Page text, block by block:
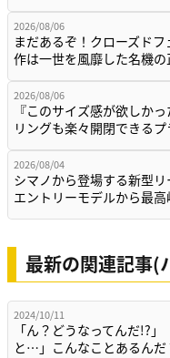
2026/08/06
まだあるぞ！クローズド
作は一世を風靡した名機
2026/08/06
『このサイズ感が欲しか
リングも楽々開閉できる
2026/08/04
シマノから登場する新型
エントリーモデルから最
最新の関連記事(
2024/10/11
「ん？どうなってんだ!?
と…」こんなことあるん